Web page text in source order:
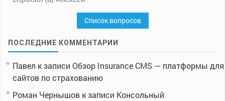
Список вопросов
ПОСЛЕДНИЕ КОММЕНТАРИИ
Павел к записи Обзор Insurance CMS — платформы для
сайтов по страхованию
Роман Чернышов к записи Консольный